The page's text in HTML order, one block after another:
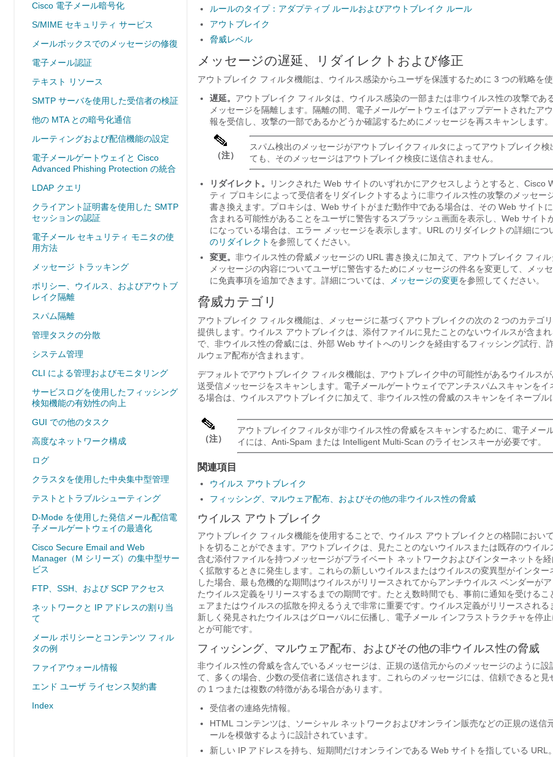
Cisco 電子メール暗号化
S/MIME セキュリティ サービス
メールボックスでのメッセージの修復
電子メール認証
テキスト リソース
SMTP サーバを使用した受信者の検証
他の MTA との暗号化通信
ルーティングおよび配信機能の設定
電子メールゲートウェイと Cisco
Advanced Phishing Protection の統合
LDAP クエリ
クライアント証明書を使用した SMTP
セッションの認証
電子メール セキュリティ モニタの使
用方法
メッセージ トラッキング
ポリシー、ウイルス、およびアウトブ
レイク隔離
スパム隔離
管理タスクの分散
システム管理
CLI による管理およびモニタリング
サービスログを使用したフィッシング
検知機能の有効性の向上
GUI での他のタスク
高度なネットワーク構成
ログ
クラスタを使用した中央集中型管理
テストとトラブルシューティング
D-Mode を使用した発信メール配信電
子メールゲートウェイの最適化
Cisco Secure Email and Web
Manager（M シリーズ）の集中型サー
ビス
FTP、SSH、および SCP アクセス
ネットワークと IP アドレスの割り当
て
メール ポリシーとコンテンツ フィル
タの例
ファイアウォール情報
エンド ユーザ ライセンス契約書
Index
ルールのタイプ：アダプティブ ルールおよびアウトブレイク ルール
アウトブレイク
脅威レベル
メッセージの遅延、リダイレクトおよび修正
アウトブレイク フィルタ機能は、ウイルス感染からユーザを保護するために 3 つの戦略を使
遅延。 アウトブレイク フィルタは、ウイルス感染の一部または非ウイルス性の攻撃であ
メッセージを隔離します。隔離の間、 電子メールゲートウェイはアップデートされたア
報を受信し、攻撃の一部であるかどうか確認するためにメッセージを再スキャンします。
（注）
スパム検出のメッセージがアウトブレイクフィルタによってアウトブレイク検
ても、そのメッセージはアウトブレイク検疫に送信されません。
リダイレクト。
リンクされた Web サイトのいずれかにアクセスしようとすると、Cisco
ティ プロキシによって受信者をリダイレクトするように非ウイルス性の攻撃のメッセー
書き換えます。プロキシは、Web サイトがまだ動作中である場合は、その Web サイト
含まれる可能性があることをユーザに警告するスプラッシュ画面を表示し、Web サイト
になっている場合は、エラー メッセージを表示します。URL のリダイレクトの詳細につ
のリダイレクト を参照してください。
変更。 非ウイルス性の脅威メッセージの URL 書き換えに加えて、アウトブレイク フィル
メッセージの内容についてユーザに警告するためにメッセージの件名を変更して、メッ
に免責事項を追加できます。詳細については、
メッセージの変更を参照してください。
脅威カテゴリ
アウトブレイク フィルタ機能は、メッセージに基づくアウトブレイクの次の 2 つのカテゴ
提供します。ウイルス アウトブレイクは、添付ファイルに見たことのないウイルスが含ま
で、非ウイルス性の脅威には、外部 Web サイトへのリンクを経由するフィッシング試行、
ルウェア配布が含まれます。
デフォルトでアウトブレイク フィルタ機能は、アウトブレイク中の可能性があるウイルス
送受信メッセージをスキャンします。 電子メールゲートウェイでアンチスパムスキャンをイ
る場合は、ウイルスアウトブレイクに加えて、非ウイルス性の脅威のスキャンをイネーブル
（注）
アウトブレイクフィルタが非ウイルス性の脅威をスキャンするために、 電子メー
イには、Anti-Spam または Intelligent Multi-Scan のライセンスキーが必要です。
関連項目
ウイルス アウトブレイク
フィッシング、マルウェア配布、およびその他の非ウイルス性の脅威
ウイルス アウトブレイク
アウトブレイク フィルタ機能を使用することで、ウイルス アウトブレイクとの格闘におい
トを切ることができます。アウトブレイクは、見たことのないウイルスまたは既存のウイル
含む添付ファイルを持つメッセージがプライベート ネットワークおよびインターネットを
く拡散するときに発生します。これらの新しいウイルスまたはウイルスの変異型がインター
した場合、最も危機的な期間はウイルスがリリースされてからアンチウイルス ベンダーが
たウイルス定義をリリースするまでの期間です。たとえ数時間でも、事前に通知を受けるこ
ェアまたはウイルスの拡散を抑えるうえで非常に重要です。ウイルス定義がリリースされる
新しく発見されたウイルスはグローバルに伝播し、電子メール インフラストラクチャを停止
とが可能です。
フィッシング、マルウェア配布、およびその他の非ウイルス性の脅威
非ウイルス性の脅威を含んでいるメッセージは、正規の送信元からのメッセージのように設
て、多くの場合、少数の受信者に送信されます。これらのメッセージには、信頼できると見
の 1 つまたは複数の特徴がある場合があります。
受信者の連絡先情報。
HTML コンテンツは、ソーシャル ネットワークおよびオンライン販売などの正規の送信
ールを模倣するように設計されています。
新しい IP アドレスを持ち、短期間だけオンラインである Web サイトを指している URL